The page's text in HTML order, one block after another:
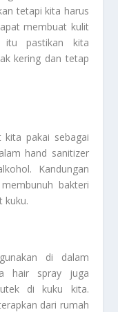
tetapi kita harus
membuat kulit
itu pastikan kita
kering dan tetap
pakai sebagai
hand sanitizer
Kandungan
bakteri
kuku.
di dalam
hair spray juga
di kuku kita.
dari rumah